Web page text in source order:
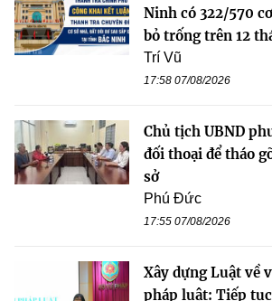
Ninh có 322/570
bỏ trống trên 12
Trí Vũ
17:58 07/08/2026
Chủ tịch UBND
đối thoại để tháo
sở
Phú Đức
17:55 07/08/2026
Xây dựng Luật về
pháp luật: Tiếp